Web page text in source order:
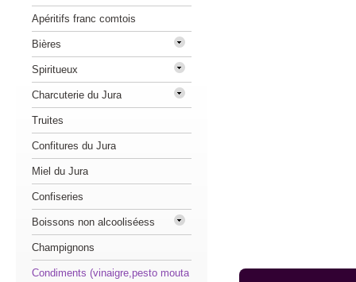
Apéritifs franc comtois
Bières
Spiritueux
Charcuterie du Jura
Truites
Confitures du Jura
Miel du Jura
Confiseries
Boissons non alcooliséess
Champignons
Condiments (vinaigre,pesto mouta